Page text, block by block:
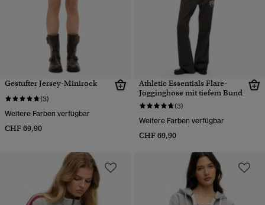
Gestufter Jersey-Minirock
(3)
Weitere Farben verfügbar
CHF 69,90
Athletic Essentials Flare-
Jogginghose mit tiefem Bund
(3)
Weitere Farben verfügbar
CHF 69,90